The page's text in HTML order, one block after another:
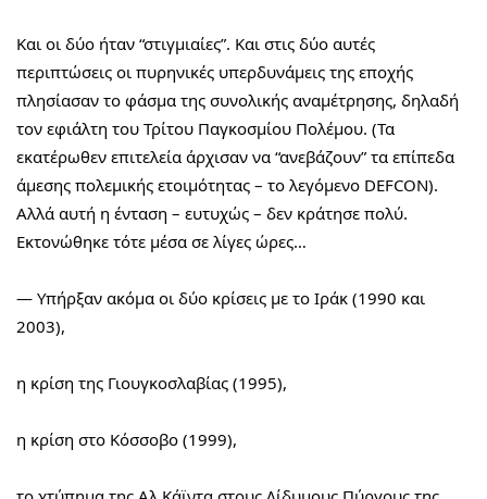
Και οι δύο ήταν “στιγμιαίες”. Και στις δύο αυτές
περιπτώσεις οι πυρηνικές υπερδυνάμεις της εποχής
πλησίασαν το φάσμα της συνολικής αναμέτρησης, δηλαδή
τον εφιάλτη του Τρίτου Παγκοσμίου Πολέμου. (Τα
εκατέρωθεν επιτελεία άρχισαν να “ανεβάζουν” τα επίπεδα
άμεσης πολεμικής ετοιμότητας – το λεγόμενο DEFCON).
Αλλά αυτή η ένταση – ευτυχώς – δεν κράτησε πολύ.
Εκτονώθηκε τότε μέσα σε λίγες ώρες…
— Υπήρξαν ακόμα οι δύο κρίσεις με το Ιράκ (1990 και
2003),
η κρίση της Γιουγκοσλαβίας (1995),
η κρίση στο Κόσσοβο (1999),